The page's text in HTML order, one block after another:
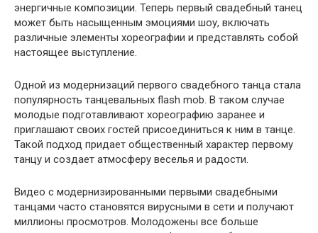
энергичные композиции. Теперь первый свадебный танец
может быть насыщенным эмоциями шоу, включать
различные элементы хореографии и представлять собой
настоящее выступление.
Одной из модернизаций первого свадебного танца стала
популярность танцевальных flash mob. В таком случае
молодые подготавливают хореографию заранее и
приглашают своих гостей присоединиться к ним в танце.
Такой подход придает общественный характер первому
танцу и создает атмосферу веселья и радости.
Видео с модернизированными первыми свадебными
танцами часто становятся вирусными в сети и получают
миллионы просмотров. Молодожены все больше